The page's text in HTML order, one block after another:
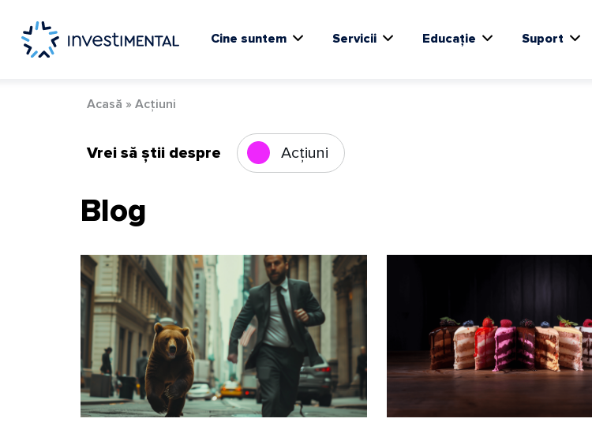
content
Cine suntem Servicii Educație Suport
Acasă » Acțiuni
Vrei să știi despre Acțiuni
Blog